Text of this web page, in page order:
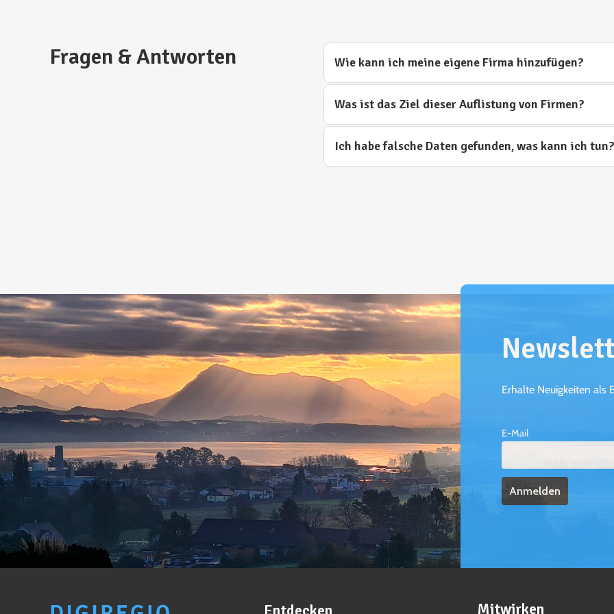
Fragen & Antworten Wie kann ich meine eigene Firma hinzufügen?
Was ist das Ziel dieser Auflistung von Firmen?
Ich habe falsche Daten gefunden, was kann ich tun?
Erhalte Neuigkeiten als
E-Mail
Entdecken Mitwirken